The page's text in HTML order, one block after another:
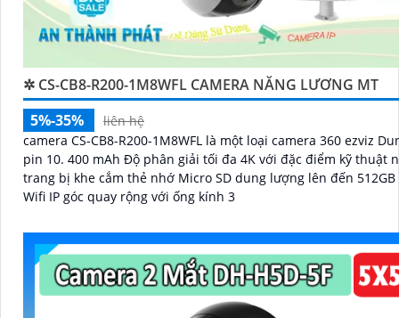
✲ CS-CB8-R200-1M8WFL CAMERA NĂNG LƯƠNG MT
5%-35%
liên hệ
camera CS-CB8-R200-1M8WFL là một loại camera 360 ezviz
pin 10. 400 mAh Độ phân giải tối đa 4K với đặc điểm kỹ thuật
trang bị khe cắm thẻ nhớ Micro SD dung lượng lên đến
Wifi IP góc quay rộng với ống kính 3